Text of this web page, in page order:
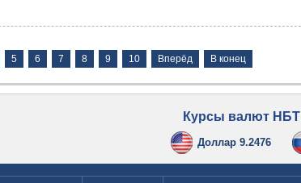
5 6 7 8 9 10 Вперёд В конец
Курсы валют НБТ
Доллар 9.2476